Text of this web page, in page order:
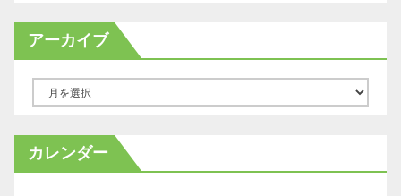
アーカイブ
カ
イ
カレンダー